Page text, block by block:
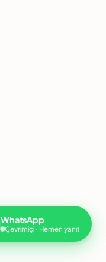
WhatsApp
Çevrimiçi · Hemen yanıt